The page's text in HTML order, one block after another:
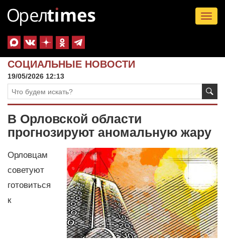
СОЦИАЛЬНЫЕ НОВОСТИ
19/05/2026 12:13
В Орловской области
прогнозируют аномальную жару
Орловцам
советуют
готовиться
к